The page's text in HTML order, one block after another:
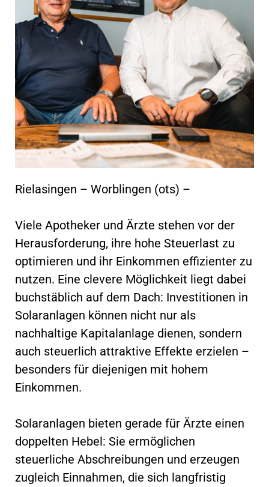
Rielasingen – Worblingen (ots) –
Viele Apotheker und Ärzte stehen vor der
Herausforderung, ihre hohe Steuerlast zu
optimieren und ihr Einkommen effizienter zu
nutzen. Eine clevere Möglichkeit liegt dabei
buchstäblich auf dem Dach: Investitionen in
Solaranlagen können nicht nur als
nachhaltige Kapitalanlage dienen, sondern
auch steuerlich attraktive Effekte erzielen –
besonders für diejenigen mit hohem
Einkommen.
Solaranlagen bieten gerade für Ärzte einen
doppelten Hebel: Sie ermöglichen
steuerliche Abschreibungen und erzeugen
zugleich Einnahmen, die sich langfristig